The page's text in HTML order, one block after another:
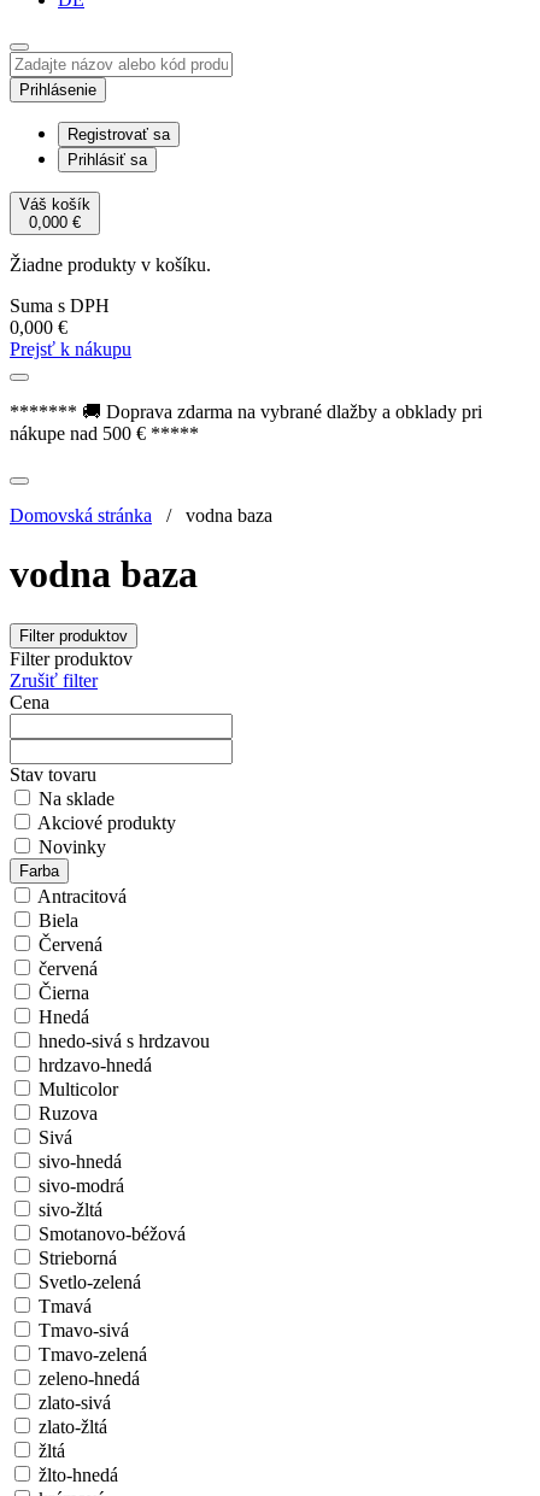
Prihlásenie
Registrovať sa
Prihlásiť sa
Váš košík
0,000 €
Žiadne produkty v košíku.
Suma s DPH
0,000 €
Prejsť k nákupu
******* 🚚 Doprava zdarma na vybrané dlažby a obklady pri
nákupe nad 500 € *****
Domovská stránka / vodna baza
vodna baza
Filter produktov
Filter produktov
Zrušiť filter
Cena
Stav tovaru
Na sklade
Akciové produkty
Novinky
Farba
Antracitová
Biela
Červená
červená
Čierna
Hnedá
hnedo-sivá s hrdzavou
hrdzavo-hnedá
Multicolor
Ruzova
Sivá
sivo-hnedá
sivo-modrá
sivo-žltá
Smotanovo-béžová
Strieborná
Svetlo-zelená
Tmavá
Tmavo-sivá
Tmavo-zelená
zeleno-hnedá
zlato-sivá
zlato-žltá
žltá
žlto-hnedá